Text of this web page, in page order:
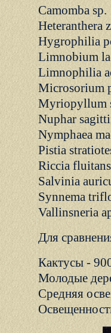
Camomba sp.
Heteranthera
Hygrophilia
Limnobium
Limnophilia
Microsorium
Myriopyllum
Nuphar
Nymphaea
Pistia
Riccia fluitans
Salvinia
Synnema
Vallinsneria
Для
Кактусы -
Молодые
Средняя